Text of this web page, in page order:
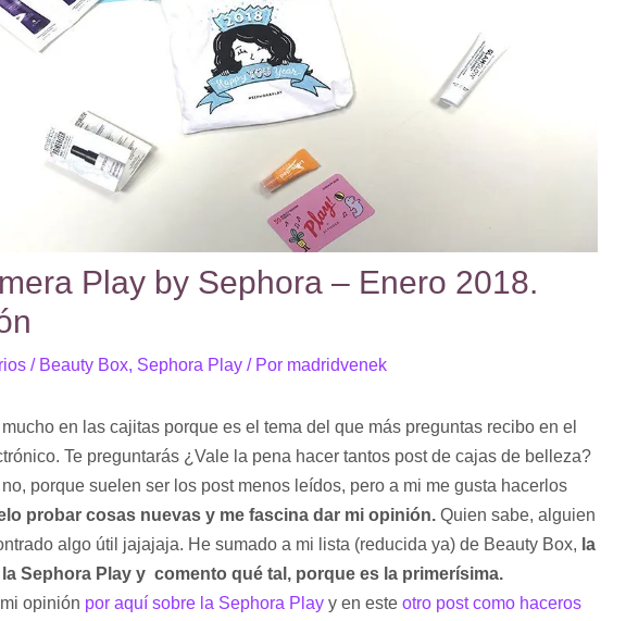
Play by Sephora – Enero 2018.
/ Beauty Box, Sephora Play/ Por madridvenek
en las cajitas porque es el tema del que más preguntas recibo en el
Te preguntarás ¿Vale la pena hacer tantos post de cajas de belleza?
porque suelen ser los post menos leídos, pero a mi me gusta hacerlos
probar cosas nuevas y me fascina dar mi opinión.Quien sabe, alguien
algo útil jajajaja. He sumado a mi lista (reducida ya) de Beauty Box, la
la Sephora Play y comento qué tal, porque es la primerísima.
opinión por aquí sobre la Sephora Playy en este otro post como haceros